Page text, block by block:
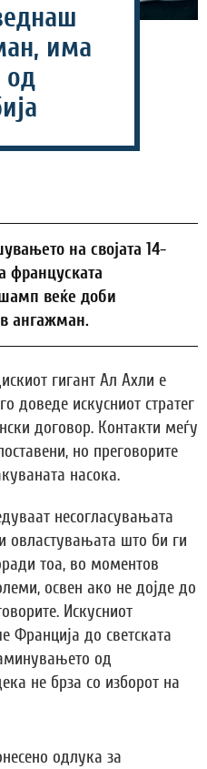
има
од
на својата 14-
француската
веќе доби
ангажман.
гигант Ал Ахли е
доведе искусниот стратег
договор. Контакти меѓу
но преговорите
насока.
несогласувањата
овластувањата што би ги
тоа, во моментов
освен ако не дојде до
Искусниот
Франција до светската
од
не брза со изборот на
одлука за